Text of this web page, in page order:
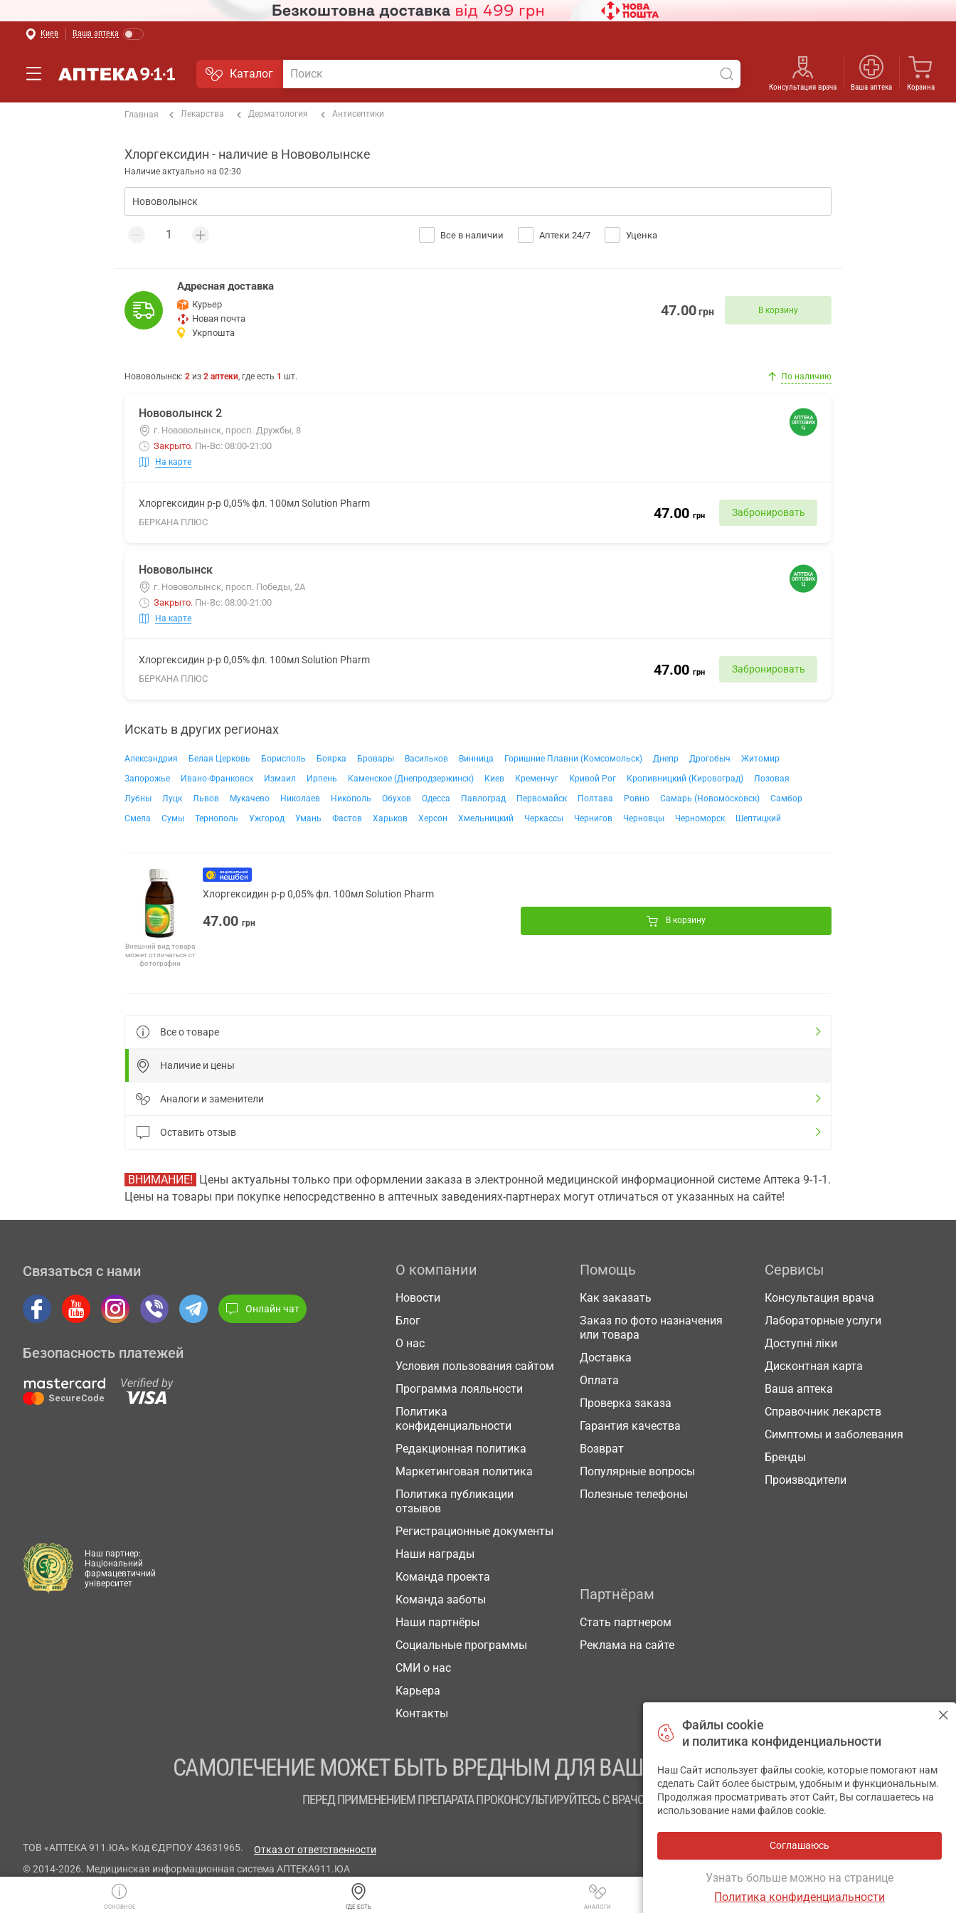
Киев Ваша аптека
Каталог
Консультация врача Ваша аптека Корзина
Главная Лекарства Дерматология Антисептики
Хлоргексидин - наличие в Нововолынске
Наличие актуально на 02:30
Все в наличии Аптеки 24/7 Уценка
Адресная доставка
Курьер
Новая почта
Укрпошта
47.00грн В корзину
Нововолынск: 2 из 2 аптеки, где есть 1 шт. По наличию
Нововолынск 2
г. Нововолынск, просп. Дружбы, 8
Закрыто. Пн-Вс: 08:00-21:00
На карте
Хлоргексидин р-р 0,05% фл. 100мл Solution Pharm
БЕРКАНА ПЛЮС
47.00 грн Забронировать
Нововолынск
г. Нововолынск, просп. Победы, 2А
Закрыто. Пн-Вс: 08:00-21:00
На карте
Хлоргексидин р-р 0,05% фл. 100мл Solution Pharm
БЕРКАНА ПЛЮС
47.00 грн Забронировать
Искать в других регионах
Александрия Белая Церковь Борисполь Боярка Бровары Васильков Винница Горишние Плавни (Комсомольск) Днепр Дрогобыч
Житомир
Запорожье
Ивано-Франковск Измаил Ирпень Каменское (Днепродзержинск) Киев Кременчуг Кривой Рог Кропивницкий (Кировоград)
Лозовая
Лубны
Луцк Львов Мукачево Николаев Никополь Обухов Одесса Павлоград Первомайск Полтава Ровно Самарь (Новомосковск)
Самбор
Смела
Сумы Тернополь Ужгород Умань Фастов Харьков Херсон Хмельницкий Черкассы Чернигов Черновцы Черноморск Шептицкий
Внешний вид товара
может отличаться от
фотографии
Хлоргексидин р-р 0,05% фл. 100мл Solution Pharm
47.00 грн В корзину
ОСНОВНОЕ ГДЕ ЕСТЬ АНАЛОГИ
Все о товаре
Наличие и цены
Аналоги и заменители
Оставить отзыв
ВНИМАНИЕ! Цены актуальны только при оформлении заказа в электронной медицинской информационной системе Аптека 9-1-1.
Цены на товары при покупке непосредственно в аптечных заведениях-партнерах могут отличаться от указанных на сайте!
Связаться с нами
Онлайн чат
Безопасность платежей
О компании
Новости
Блог
О нас
Условия пользования сайтом
Программа лояльности
Политика
конфиденциальности
Редакционная политика
Маркетинговая политика
Политика публикации
отзывов
Регистрационные документы
Наши награды
Команда проекта
Команда заботы
Наши партнёры
Социальные программы
СМИ о нас
Карьера
Контакты
Помощь
Как заказать
Заказ по фото назначения
или товара
Доставка
Оплата
Проверка заказа
Гарантия качества
Возврат
Популярные вопросы
Полезные телефоны
Сервисы
Консультация врача
Лабораторные услуги
Доступні ліки
Дисконтная карта
Ваша аптека
Справочник лекарств
Симптомы и заболевания
Бренды
Производители
Партнёрам
Стать партнером
Реклама на сайте
Наш партнер:
Національний
фармацевтичний
університет
САМОЛЕЧЕНИЕ МОЖЕТ БЫТЬ ВРЕДНЫМ ДЛЯ ВАШЕГО ЗДОРОВЬЯ
ПЕРЕД ПРИМЕНЕНИЕМ ПРЕПАРАТА ПРОКОНСУЛЬТИРУЙТЕСЬ С ВРАЧОМ
ТОВ «АПТЕКА 911.ЮА» Код ЄДРПОУ 43631965.
Отказ от ответственности
© 2014-2026. Медицинская информационная система АПТЕКА911.ЮА
Файлы cookie
и политика конфиденциальности
Наш Сайт использует файлы cookie, которые помогают нам
сделать Сайт более быстрым, удобным и функциональным.
Продолжая просматривать этот Сайт, Вы соглашаетесь на
использование нами файлов cookie.
Соглашаюсь
Узнать больше можно на странице
Политика конфиденциальности
✕